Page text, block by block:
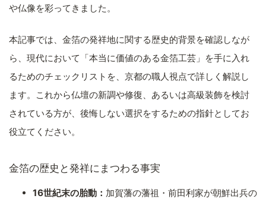
や仏像を彩ってきました。
本記事では、金箔の発祥地に関する歴史的背景を確認しなが
ら、現代において「本当に価値のある金箔工芸」を手に入れ
るためのチェックリストを、京都の職人視点で詳しく解説し
ます。これから仏壇の新調や修復、あるいは高級装飾を検討
されている方が、後悔しない選択をするための指針としてお
役立てください。
金箔の歴史と発祥にまつわる事実
16世紀末の胎動： 加賀藩の藩祖・前田利家が朝鮮出兵の